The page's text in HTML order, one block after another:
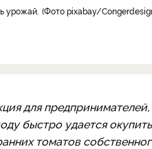
урожай. Фото pixabay/
для
быстро удается
томатов